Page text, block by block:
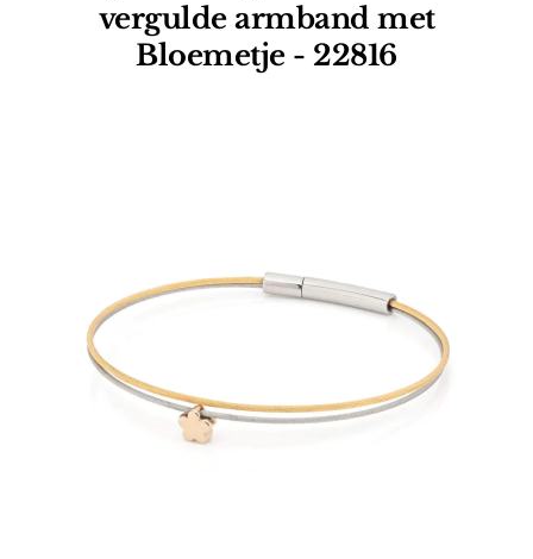
vergulde armband met
Bloemetje - 22816